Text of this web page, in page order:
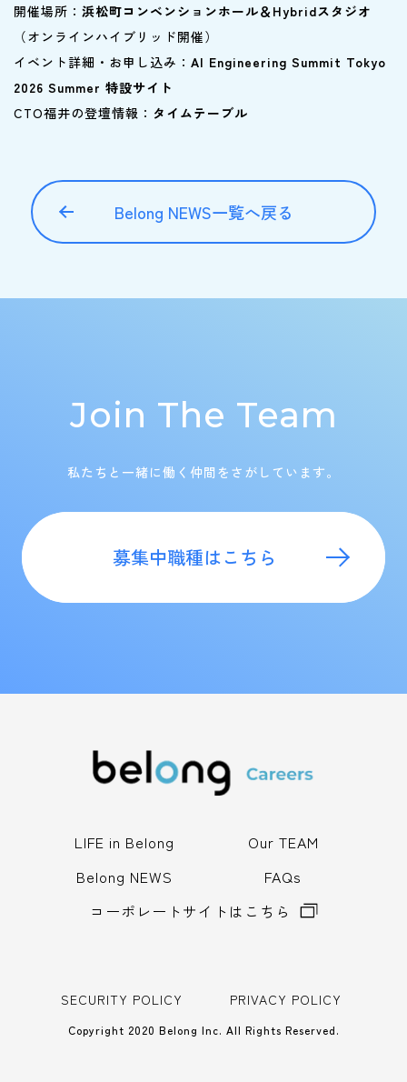
開催場所： 浜松町コンベンションホール＆Hybridスタジオ
（オンラインハイブリッド開催）
イベント詳細・お申し込み： AI Engineering Summit Tokyo
2026 Summer 特設サイト
CTO福井の登壇情報： タイムテーブル
Belong NEWS一覧へ戻る
Join The Team
私たちと一緒に働く仲間をさがしています。
募集中職種はこちら
LIFE in Belong
Our TEAM
Belong NEWS
FAQs
コーポレートサイトはこちら
Copyright 2020 Belong Inc. All Rights Reserved.
SECURITY POLICY PRIVACY POLICY